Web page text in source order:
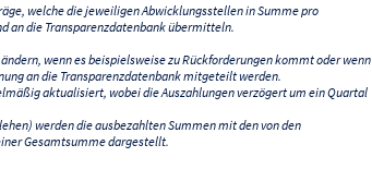
welche die jeweiligen Abwicklungsstellen in Summe pro
an die Transparenzdatenbank übermitteln.
wenn es beispielsweise zu Rückforderungen kommt oder wenn
an die Transparenzdatenbank mitgeteilt werden.
aktualisiert, wobei die Auszahlungen verzögert um ein Quartal
werden die ausbezahlten Summen mit den von den
Gesamtsumme dargestellt.